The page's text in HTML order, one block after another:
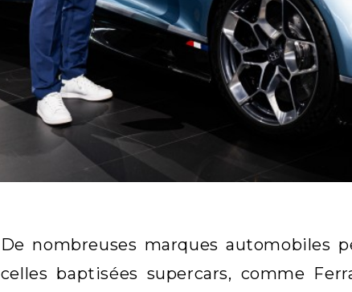
De nombreuses marques automobiles
celles baptisées supercars, comme